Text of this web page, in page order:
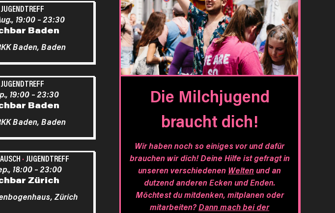
JUGENDTREFF
Baden
19:00 –23:30
Baden,Baden
JUGENDTREFF
Baden
19:00 –23:30
Baden,Baden
· JUGENDTREFF
Zürich
18:00 –23:00
Zürich
Die Milchjugend
braucht dich!
Wir haben noch so einiges vor und dafür
brauchen wir dich! Deine Hilfe ist gefragt in
unseren verschiedenen Weltenund an
dutzend anderen Ecken und Enden.
Möchtest du mitdenken, mitplanen oder
mitarbeiten?Dann mach bei der